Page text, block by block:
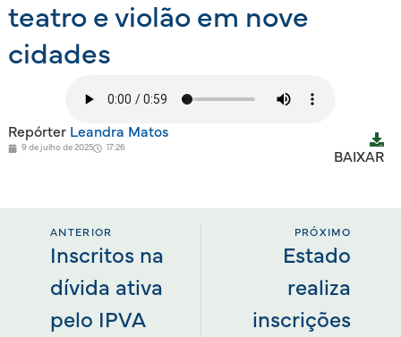
teatro e violão em nove
cidades
RepórterLeandra Matos
9 de julho de 2025 17:26
BAIXAR
ANTERIOR
Inscritos na
dívida ativa
pelo IPVA
PRÓXIMO
Estado
realiza
inscrições